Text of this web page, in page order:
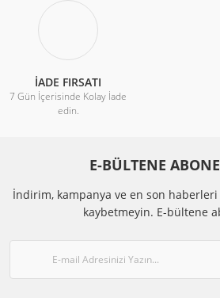
İADE FIRSATI
7 Gün İçerisinde Kolay İade
edin.
E-BÜLTENE
İndirim, kampanya ve en son
kaybetmeyin. E-bültene